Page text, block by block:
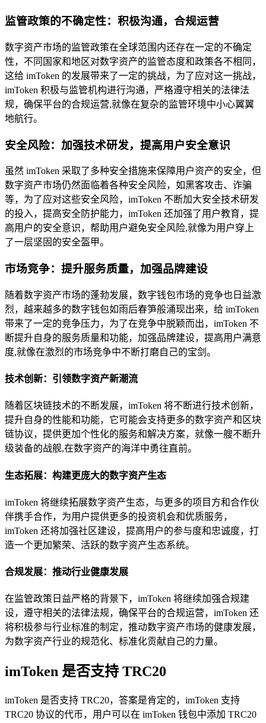
监管政策的不确定性：积极沟通，合规运营
数字资产市场的监管政策在全球范围内还存在一定的不确定
性，不同国家和地区对数字资产的监管态度和政策各不相同，
这给 imToken 的发展带来了一定的挑战，为了应对这一挑战，
imToken 积极与监管机构进行沟通，严格遵守相关的法律法
规，确保平台的合规运营,就像在复杂的监管环境中小心翼翼
地航行。
安全风险：加强技术研发，提高用户安全意识
虽然 imToken 采取了多种安全措施来保障用户资产的安全，但
数字资产市场仍然面临着各种安全风险，如黑客攻击、诈骗
等，为了应对这些安全风险，imToken 不断加大安全技术研发
的投入，提高安全防护能力，imToken 还加强了用户教育，提
高用户的安全意识，帮助用户避免安全风险,就像为用户穿上
了一层坚固的安全盔甲。
市场竞争：提升服务质量，加强品牌建设
随着数字资产市场的蓬勃发展，数字钱包市场的竞争也日益激
烈，越来越多的数字钱包如雨后春笋般涌现出来，给 imToken
带来了一定的竞争压力，为了在竞争中脱颖而出，imToken 不
断提升自身的服务质量和功能，加强品牌建设，提高用户满意
度,就像在激烈的市场竞争中不断打磨自己的宝剑。
技术创新：引领数字资产新潮流
随着区块链技术的不断发展，imToken 将不断进行技术创新，
提升自身的性能和功能，它可能会支持更多的数字资产和区块
链协议，提供更加个性化的服务和解决方案，就像一艘不断升
级装备的战舰,在数字资产的海洋中勇往直前。
生态拓展：构建更庞大的数字资产生态
imToken 将继续拓展数字资产生态，与更多的项目方和合作伙
伴携手合作，为用户提供更多的投资机会和优质服务，
imToken 还将加强社区建设，提高用户的参与度和忠诚度，打
造一个更加繁荣、活跃的数字资产生态系统。
合规发展：推动行业健康发展
在监管政策日益严格的背景下，imToken 将继续加强合规建
设，遵守相关的法律法规，确保平台的合规运营，imToken 还
将积极参与行业标准的制定，推动数字资产市场的健康发展，
为数字资产行业的规范化、标准化贡献自己的力量。
imToken 是否支持 TRC20
imToken 是否支持 TRC20，答案是肯定的，imToken 支持
TRC20 协议的代币，用户可以在 imToken 钱包中添加 TRC20